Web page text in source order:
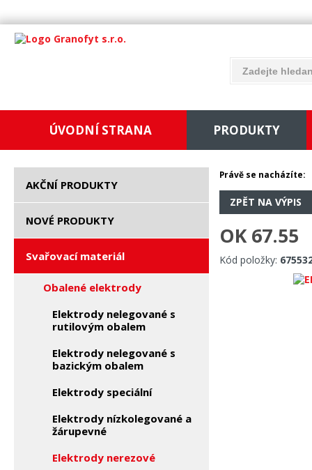
ÚVODNÍ STRANA PRODUKTY
AKČNÍ PRODUKTY
NOVÉ PRODUKTY
Svařovací materiál
Obalené elektrody
Elektrody nelegované s
rutilovým obalem
Elektrody nelegované s
bazickým obalem
Elektrody speciální
Elektrody nízkolegované a
žárupevné
Elektrody nerezové
Právě se nacházíte:
ZPĚT NA VÝPIS
OK 67.55
Kód položky: